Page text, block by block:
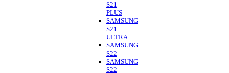
S21
PLUS
SAMSUNG
S21
ULTRA
SAMSUNG
S22
SAMSUNG
S22